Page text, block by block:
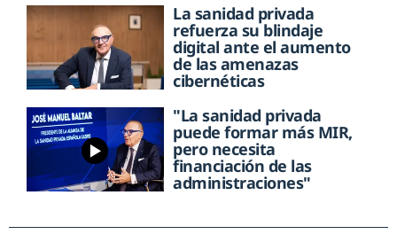
La sanidad privada
refuerza su blindaje
digital ante el aumento
de las amenazas
cibernéticas
"La sanidad privada
puede formar más MIR,
pero necesita
financiación de las
administraciones"